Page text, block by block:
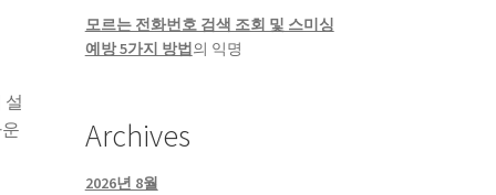
설
모르는 전화번호 검색 조회 및 스미싱
예방 5가지 방법 의 익명
Archives
2026년 8월